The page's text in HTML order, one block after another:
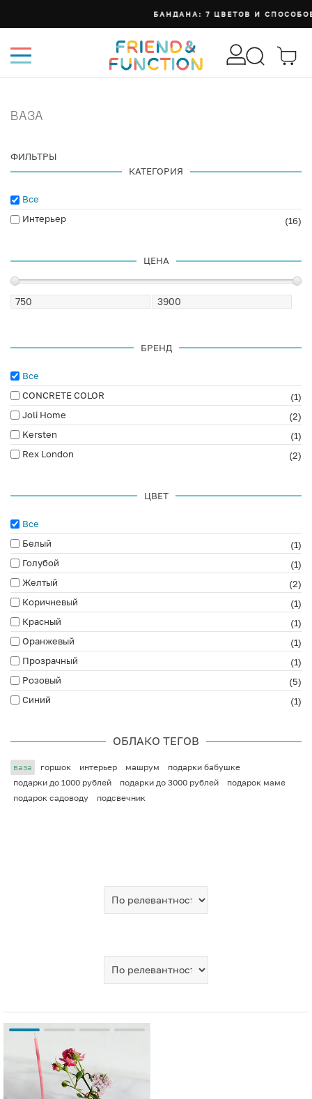
БАНДАНА: 7 ЦВЕТОВ И СПОСОБОВ НОСИТЬ
ВАЗА
ФИЛЬТРЫ
КАТЕГОРИЯ
Все
Интерьер
(16)
ЦЕНА
БРЕНД
Все
CONCRETE COLOR
(1)
Joli Home
(2)
Kersten
(1)
Rex London
(2)
ЦВЕТ
Все
Белый
(1)
Голубой
(1)
Желтый
(2)
Коричневый
(1)
Красный
(1)
Оранжевый
(1)
Прозрачный
(1)
Розовый
(5)
Синий
(1)
ОБЛАКО ТЕГОВ
ваза горшок интерьер машрум
подарки бабушке
подарки до 1000 рублей
подарки до 3000 рублей
подарок маме
подарок садоводу
подсвечник